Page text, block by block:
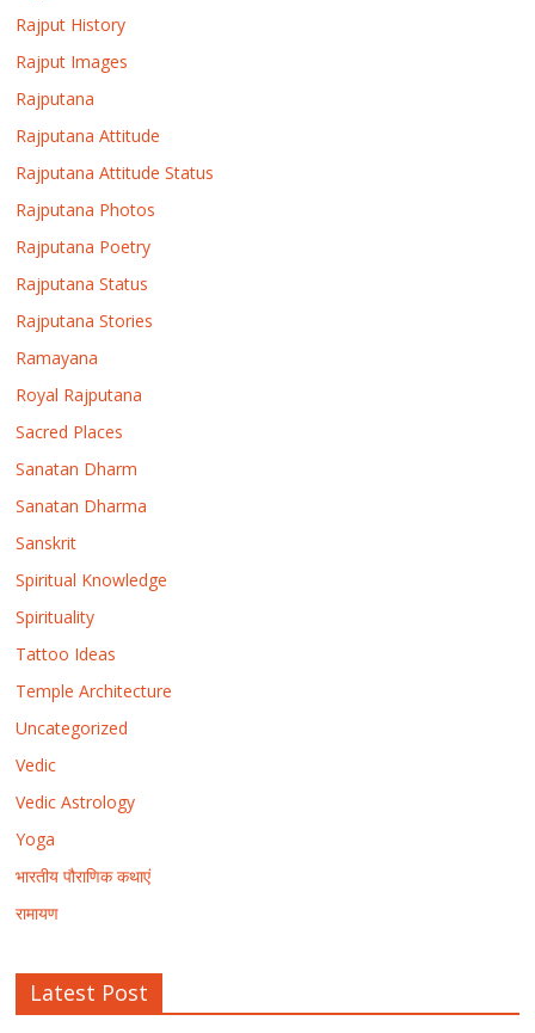
Rajput History
Rajput Images
Rajputana
Rajputana Attitude
Rajputana Attitude Status
Rajputana Photos
Rajputana Poetry
Rajputana Status
Rajputana Stories
Ramayana
Royal Rajputana
Sacred Places
Sanatan Dharm
Sanatan Dharma
Sanskrit
Spiritual Knowledge
Spirituality
Tattoo Ideas
Temple Architecture
Uncategorized
Vedic
Vedic Astrology
Yoga
भारतीय पौराणिक कथाएं
रामायण
Latest Post